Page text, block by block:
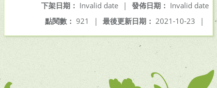
發佈日期： Invalid date
下架日期： Invalid date
|
最後更新日期： 2021-10-23 |
點閱數： 921 |